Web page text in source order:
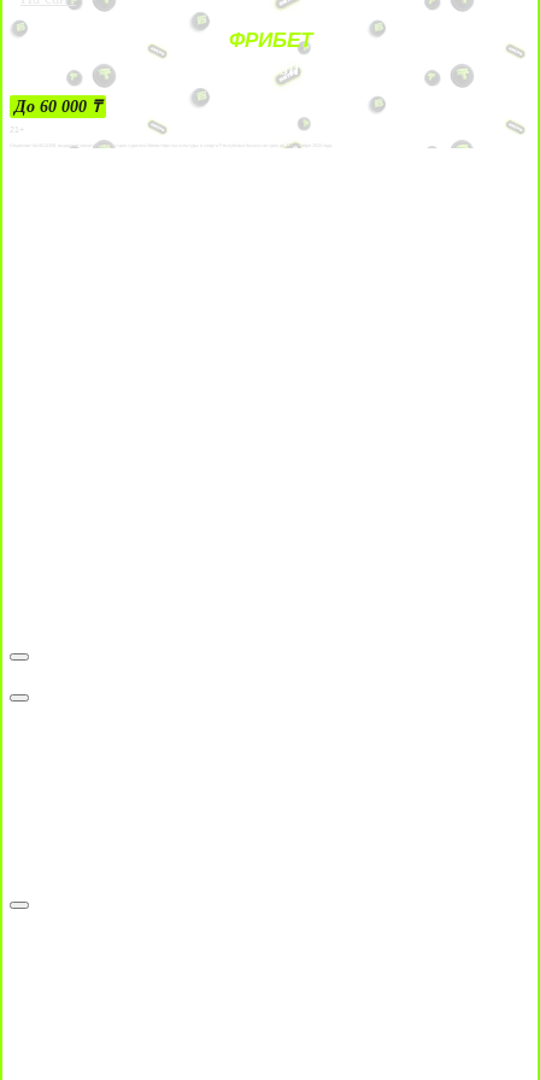
ФРИБЕТ
ЗА ДЕПОЗИТЫ
До 60 000 ₸
21+
Лицензии №24514359, выданной комитетом индустрии туризма Министерства культуры и спорта Республики Казахстан срок до 27 сентября 2034 года.